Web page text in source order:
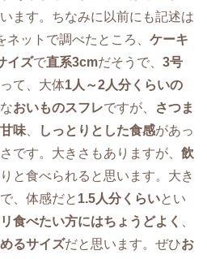
ます。ちなみに以前にも記述は
ネットで調べたところ、 ケーキ
イズで直系3cmだそうで、 3号
て、大体1人～2人分くらいの
おいものスフレですが、
さつま
味、 しっとりとした食感があっ
です。大きさもありますが、 飲
と食べられると思います。大き
、体感だと 1.5人分くらいとい
食べたい方にはちょうどよく 、
るサイズだと思います。ぜひお